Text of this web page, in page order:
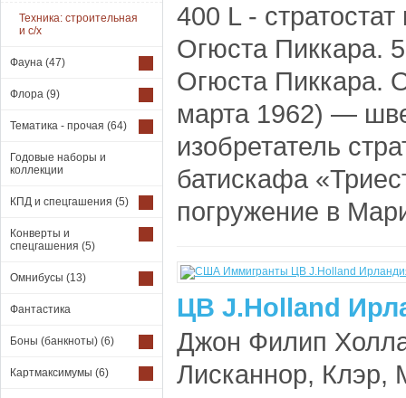
Техника: строительная
и с/х
Фауна (47)
Флора (9)
Тематика - прочая (64)
Годовые наборы и
коллекции
КПД и спецгашения (5)
Конверты и
спецгашения (5)
Омнибусы (13)
Фантастика
Боны (банкноты) (6)
Картмаксимумы (6)
400 L -
Огюста Пиккара.
Огюста Пиккара.
марта 1962) —
изобретатель
батискафа
погружение в
ЦВ J.Holland
Джон Филип
Лисканнор,